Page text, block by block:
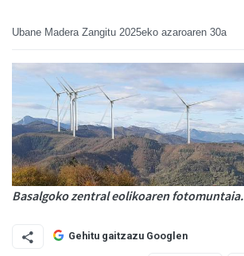
Ubane Madera Zangitu 2025eko azaroaren 30a
Basalgoko zentral eolikoaren fotomuntaia.
Gehitu gaitzazu Googlen